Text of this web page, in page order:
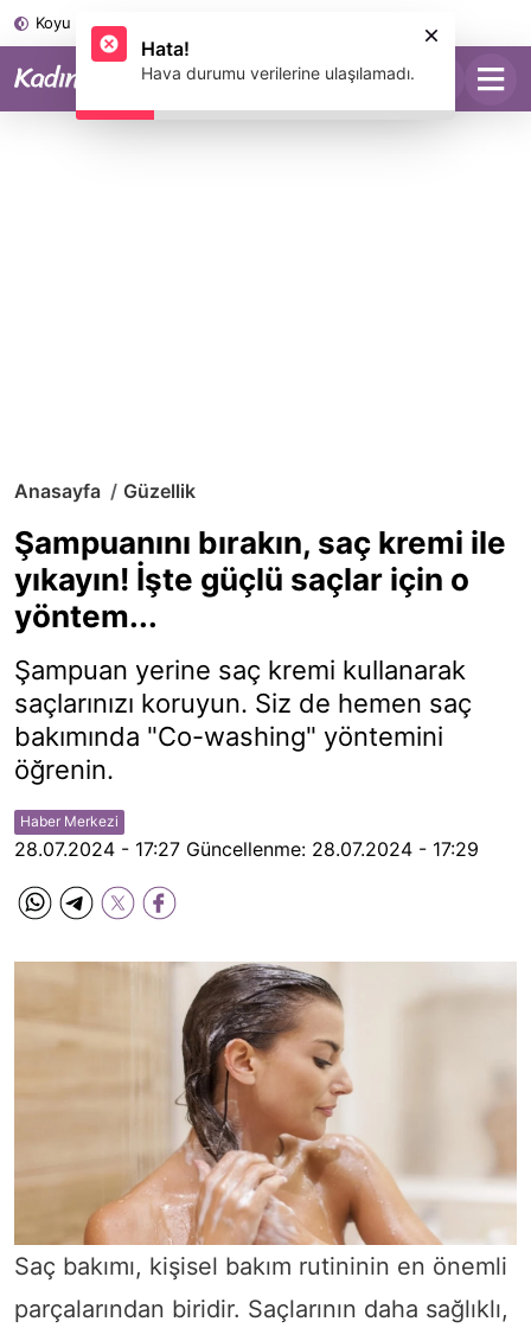
Koyu Mod
Anasayfa Güzellik
Şampuanını bırakın, saç kremi ile
yıkayın! İşte güçlü saçlar için o
yöntem...
Şampuan yerine saç kremi kullanarak
saçlarınızı koruyun. Siz de hemen saç
bakımında "Co-washing" yöntemini
öğrenin.
Haber Merkezi
28.07.2024 - 17:27 Güncellenme: 28.07.2024 - 17:29
Saç bakımı, kişisel bakım rutininin en önemli
parçalarından biridir. Saçlarının daha sağlıklı,
Hata!
Hava durumu verilerine ulaşılamadı.